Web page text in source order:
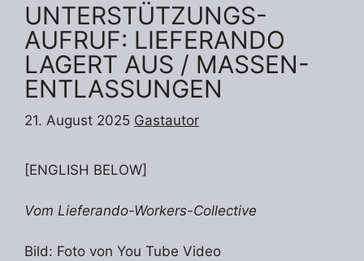
UNTERSTÜTZUNGS-
AUFRUF: LIEFERANDO
LAGERT AUS / MASSEN-
ENTLASSUNGEN
21. August 2025 Gastautor
[ENGLISH BELOW]
Vom Lieferando-Workers-Collective
Bild: Foto von You Tube Video